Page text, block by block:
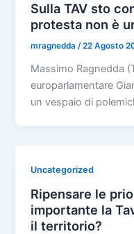
Sulla TAV sto
protesta non è
mragnedda/22 Agosto
Massimo Ragnedda
europarlamentare
un vespaio di
Uncategorized
Ripensare le
importante la
il territorio?